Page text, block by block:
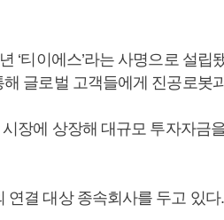
‘티이에스’라는 사명으로 설
글로벌 고객들에게 진공로봇
장에 상장해 대규모 투자자금
연결 대상 종속회사를 두고 있다.